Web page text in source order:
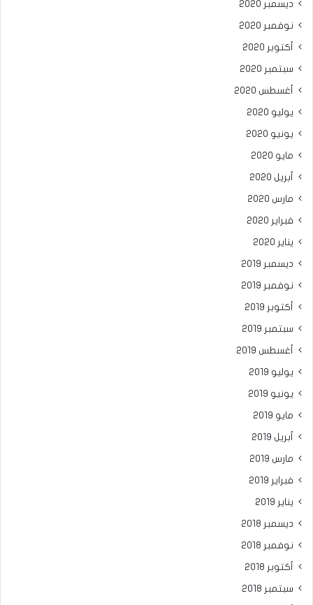
ديسمبر 2020
نوفمبر 2020
أكتوبر 2020
سبتمبر 2020
أغسطس 2020
يوليو 2020
يونيو 2020
مايو 2020
أبريل 2020
مارس 2020
فبراير 2020
يناير 2020
ديسمبر 2019
نوفمبر 2019
أكتوبر 2019
سبتمبر 2019
أغسطس 2019
يوليو 2019
يونيو 2019
مايو 2019
أبريل 2019
مارس 2019
فبراير 2019
يناير 2019
ديسمبر 2018
نوفمبر 2018
أكتوبر 2018
سبتمبر 2018